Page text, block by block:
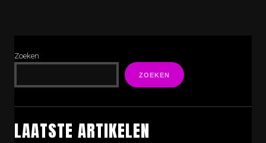
Zoeken
ZOEKEN
LAATSTE ARTIKELEN